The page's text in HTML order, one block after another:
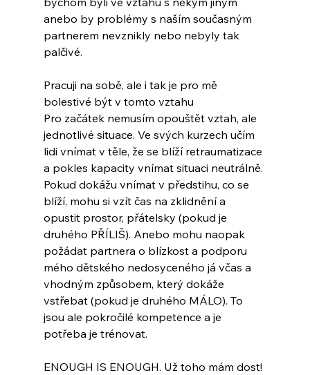
anebo by problémy s naším současným
partnerem nevznikly nebo nebyly tak
palčivé.
Pracuji na sobě, ale i tak je pro mě
bolestivé být v tomto vztahu
Pro začátek nemusím opouštět vztah, ale
jednotlivé situace. Ve svých kurzech učím
lidi vnímat v těle, že se blíží retraumatizace
a pokles kapacity vnímat situaci neutrálně.
Pokud dokážu vnímat v předstihu, co se
blíží, mohu si vzít čas na zklidnění a
opustit prostor, přátelsky (pokud je
druhého PŘÍLIŠ). Anebo mohu naopak
požádat partnera o blízkost a podporu
mého dětského nedosyceného já včas a
vhodným způsobem, který dokáže
vstřebat (pokud je druhého MÁLO). To
jsou ale pokročilé kompetence a je
potřeba je trénovat.
ENOUGH IS ENOUGH. Už toho mám dost!